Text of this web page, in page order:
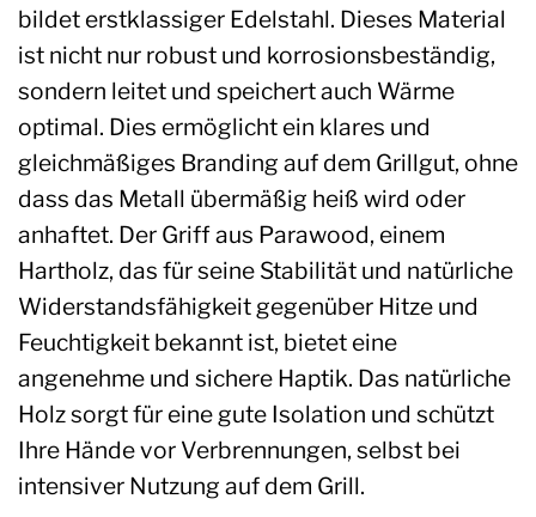
bildet erstklassiger Edelstahl. Dieses Material
ist nicht nur robust und korrosionsbeständig,
sondern leitet und speichert auch Wärme
optimal. Dies ermöglicht ein klares und
gleichmäßiges Branding auf dem Grillgut, ohne
dass das Metall übermäßig heiß wird oder
anhaftet. Der Griff aus Parawood, einem
Hartholz, das für seine Stabilität und natürliche
Widerstandsfähigkeit gegenüber Hitze und
Feuchtigkeit bekannt ist, bietet eine
angenehme und sichere Haptik. Das natürliche
Holz sorgt für eine gute Isolation und schützt
Ihre Hände vor Verbrennungen, selbst bei
intensiver Nutzung auf dem Grill.